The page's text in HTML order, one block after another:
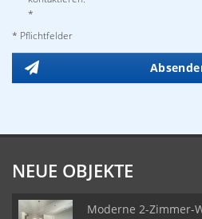
*
* Pflichtfelder
NEUE OBJEKTE
Moderne 2-Zimmer-